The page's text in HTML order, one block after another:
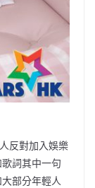
反對加入娛樂
詞其中一句
部分年輕人